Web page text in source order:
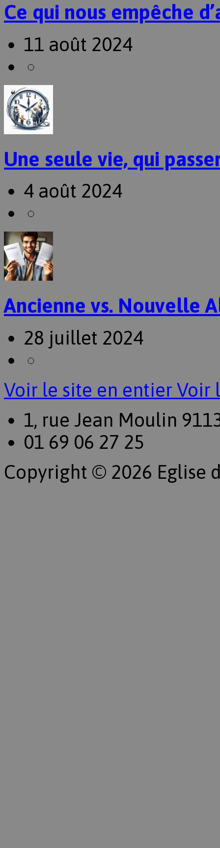
Ce qui nous empêche
11 août 2024
Une seule vie, qui
4 août 2024
Ancienne vs. Nouvelle
28 juillet 2024
Voir le site en entier Voir
1, rue Jean Moulin
01 69 06 27 25
Copyright © 2026 Eglise